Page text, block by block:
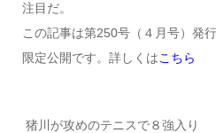
注目だ。
この記事は第250号（４月号）発
限定公開です。詳しくはこちら
猪川が攻めのテニスで８強入り